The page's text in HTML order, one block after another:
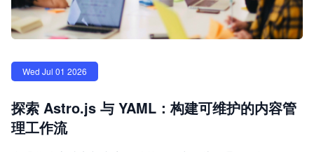
Wed Jul 01 2026
探索 Astro.js 与 YAML：构建可维护的内容管
理工作流